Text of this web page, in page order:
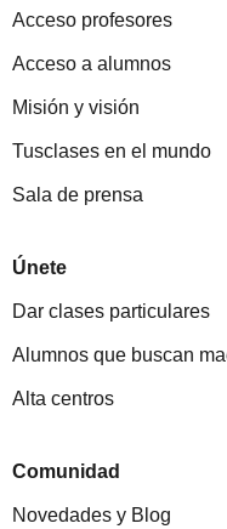
Acceso profesores
Acceso a alumnos
Misión y visión
Tusclases en el mundo
Sala de prensa
Únete
Dar clases particulares
Alumnos que buscan
Alta centros
Comunidad
Novedades y Blog